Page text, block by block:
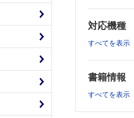
2．塞栓術
A. 適応 B.
E. 動脈造
H. 合併症
A. βブロ
2．漢方薬
対応機種
すべてを表示
書籍情報
すべてを表示